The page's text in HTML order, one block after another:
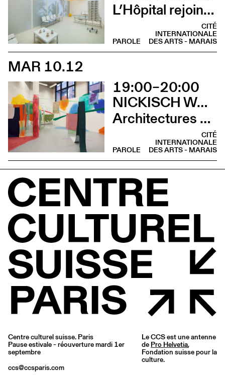
L’Hôpital rejoint le Palais (COMPLET)
CITÉ
INTERNATIONALE
DES ARTS - MARAIS
PAROLE
MAR 10.12
19:00–20:00
NICKISCH WALDER ARCHITEKTEN EN CONVERSATION AVEC OLIVIA FUNES LASTRA
Architectures minuscules entre jeu et survie
CITÉ
INTERNATIONALE
DES ARTS - MARAIS
PAROLE
Centre culturel suisse. Paris
Pause estivale - réouverture mardi 1er
septembre
ccs@ccsparis.com
Le CCS est une antenne
de Pro Helvetia,
Fondation suisse pour la
culture.